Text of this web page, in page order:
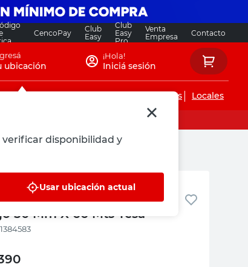
CencoPay
Club
Easy
Club
Easy
Pro
Venta
Empresa
Contacto
ubicación
disponibilidad y
Usar ubicación actual
¡Hola!
Iniciá sesión
Servicios de instalaciones Locales
Demarcatoria Blanco y
50 Mm X 66 Mts Tesa
1384583